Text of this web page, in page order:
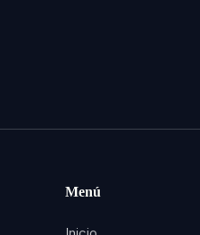
Menú